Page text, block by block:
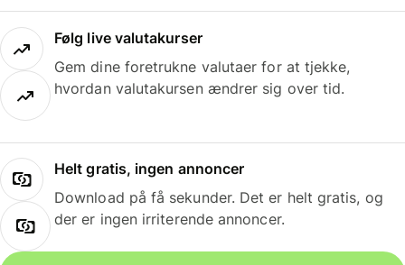
Følg live valutakurser
Gem dine foretrukne valutaer for at tjekke,
hvordan valutakursen ændrer sig over tid.
Helt gratis, ingen annoncer
Download på få sekunder. Det er helt gratis, og
der er ingen irriterende annoncer.